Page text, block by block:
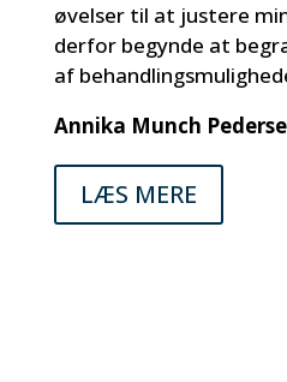
øvelser til at justere
derfor begynde at
af
Annika Munch
LÆS MERE